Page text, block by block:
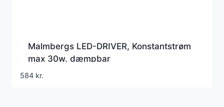
Malmbergs LED-DRIVER, Konstantstrøm
max 30w, dæmpbar
584 kr.